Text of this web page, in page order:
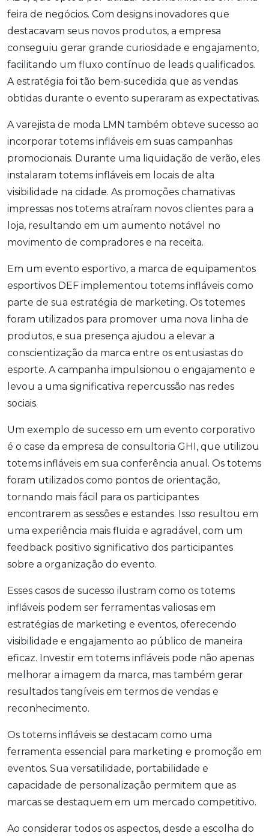
feira de negócios. Com designs inovadores que
destacavam seus novos produtos, a empresa
conseguiu gerar grande curiosidade e engajamento,
facilitando um fluxo contínuo de leads qualificados.
A estratégia foi tão bem-sucedida que as vendas
obtidas durante o evento superaram as expectativas.
A varejista de moda LMN também obteve sucesso ao
incorporar totems infláveis em suas campanhas
promocionais. Durante uma liquidação de verão, eles
instalaram totems infláveis em locais de alta
visibilidade na cidade. As promoções chamativas
impressas nos totems atraíram novos clientes para a
loja, resultando em um aumento notável no
movimento de compradores e na receita.
Em um evento esportivo, a marca de equipamentos
esportivos DEF implementou totems infláveis como
parte de sua estratégia de marketing. Os totemes
foram utilizados para promover uma nova linha de
produtos, e sua presença ajudou a elevar a
conscientização da marca entre os entusiastas do
esporte. A campanha impulsionou o engajamento e
levou a uma significativa repercussão nas redes
sociais.
Um exemplo de sucesso em um evento corporativo
é o case da empresa de consultoria GHI, que utilizou
totems infláveis em sua conferência anual. Os totems
foram utilizados como pontos de orientação,
tornando mais fácil para os participantes
encontrarem as sessões e estandes. Isso resultou em
uma experiência mais fluida e agradável, com um
feedback positivo significativo dos participantes
sobre a organização do evento.
Esses casos de sucesso ilustram como os totems
infláveis podem ser ferramentas valiosas em
estratégias de marketing e eventos, oferecendo
visibilidade e engajamento ao público de maneira
eficaz. Investir em totems infláveis pode não apenas
melhorar a imagem da marca, mas também gerar
resultados tangíveis em termos de vendas e
reconhecimento.
Os totems infláveis se destacam como uma
ferramenta essencial para marketing e promoção em
eventos. Sua versatilidade, portabilidade e
capacidade de personalização permitem que as
marcas se destaquem em um mercado competitivo.
Ao considerar todos os aspectos, desde a escolha do